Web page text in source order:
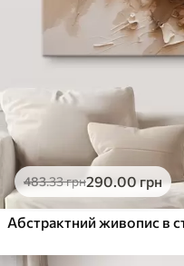
483.33грн290.00грн